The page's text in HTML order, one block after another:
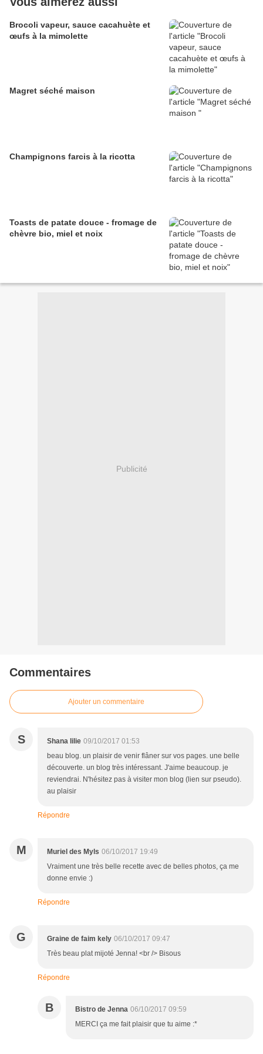
Brocoli vapeur, sauce cacahuète et
œufs à la mimolette
Magret séché maison
Champignons farcis à la ricotta
Toasts de patate douce - fromage de
chèvre bio, miel et noix
Publicité
Commentaires
Ajouter un commentaire
S Shana lilie 09/10/2017 01:53
beau blog. un plaisir de venir flâner sur vos pages. une belle
découverte. un blog très intéressant. J'aime beaucoup. je
reviendrai. N'hésitez pas à visiter mon blog (lien sur pseudo).
au plaisir
Répondre
M Muriel des Myls 06/10/2017 19:49
Vraiment une très belle recette avec de belles photos, ça me
donne envie :)
Répondre
G Graine de faim kely 06/10/2017 09:47
Très beau plat mijoté Jenna! <br /> Bisous
Répondre
B Bistro de Jenna 06/10/2017 09:59
MERCI ça me fait plaisir que tu aime :*